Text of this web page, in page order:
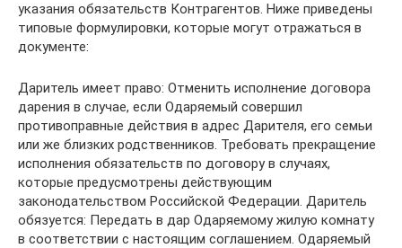
указания обязательств Контрагентов. Ниже приведены
типовые формулировки, которые могут отражаться в
документе:
Даритель имеет право: Отменить исполнение договора
дарения в случае, если Одаряемый совершил
противоправные действия в адрес Дарителя, его семьи
или же близких родственников. Требовать прекращение
исполнения обязательств по договору в случаях,
которые предусмотрены действующим
законодательством Российской Федерации. Даритель
обязуется: Передать в дар Одаряемому жилую комнату
в соответствии с настоящим соглашением. Одаряемый